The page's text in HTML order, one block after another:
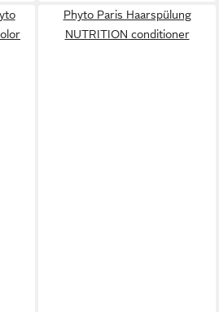
Phyto Paris Haarspülung
NUTRITION conditioner